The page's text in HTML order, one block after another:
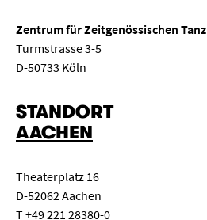
Zentrum für Zeitgenössischen Tanz
Turmstrasse 3-5
D-50733 Köln
STANDORT
AACHEN
Theaterplatz 16
D-52062 Aachen
T+49 221 28380-0